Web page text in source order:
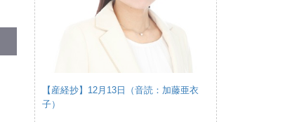
【産経抄】12月13日（音読：加藤亜衣
子）